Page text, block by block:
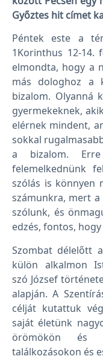
Győztes hit címet
Péntek este a
1Korinthus 12-14.
elmondta, hogy a
más dologhoz a
bizalom. Olyanná
gyermekeknek,
elérnek mindent,
sokkal
a bizalom.
felemelkednünk
szólás is könnyen
számunkra, mert a
szólunk, és
edzés, fontos,
Szombat délelőtt
külön alkalmon
szó József
alapján. A
célját kutattuk
saját életünk
örömökön és
találkozásokon és